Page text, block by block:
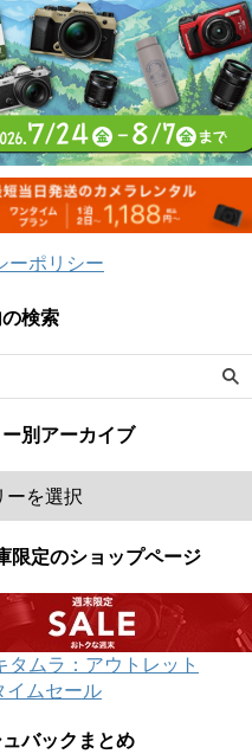
ーポリシー
検索
別アーカイブ
限定のショップページ
タムラ：アウトレット
ムセール
バックまとめ